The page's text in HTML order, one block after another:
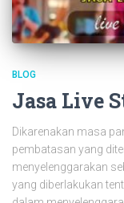
BLOG
Jasa Live
Dikarenakan masa
pembatasan yang
menyelenggarakan
yang diberlakukan